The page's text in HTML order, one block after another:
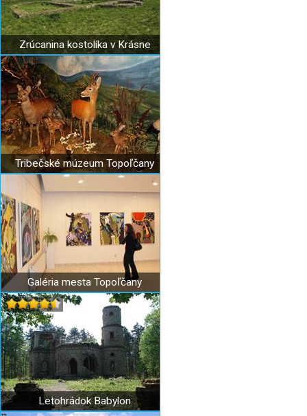
Zrúcanina kostolíka v Krásne
Tribečské múzeum Topoľčany
Galéria mesta Topoľčany
Letohrádok Babylon